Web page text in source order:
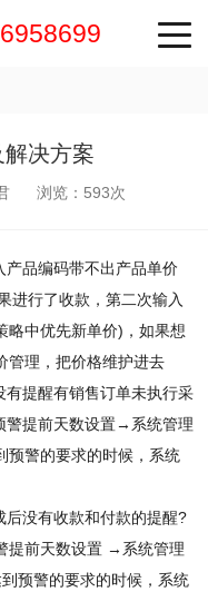
决方案
浏览： 593次
品编码带不出产品单价
进行了收款，第二次输入
略中优先新单价)，如果想
管理，把价格维护进去
提醒有销售订单未执行采
警提前天数设置→系统管理
警的要求的时候，系统
没有收款和付款的提醒?
提前天数设置 →系统管理
预警的要求的时候，系统